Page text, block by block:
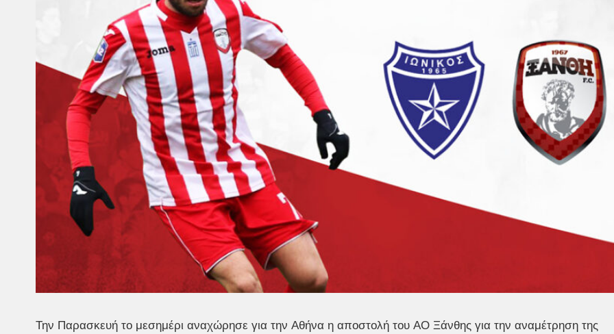
Την Παρασκευή το μεσημέρι αναχώρησε για την Αθήνα η αποστολή του ΑΟ Ξάνθης για την αναμέτρηση της